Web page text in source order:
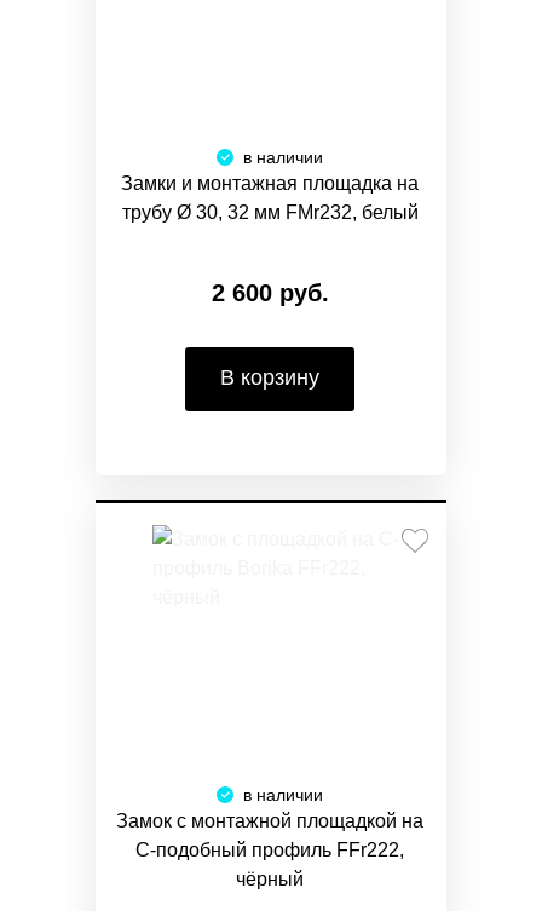
в наличии
Замки и монтажная площадка на
трубу Ø 30, 32 мм FMr232, белый
2 600 руб.
В корзину
в наличии
Замок с монтажной площадкой на
С-подобный профиль FFr222,
чёрный